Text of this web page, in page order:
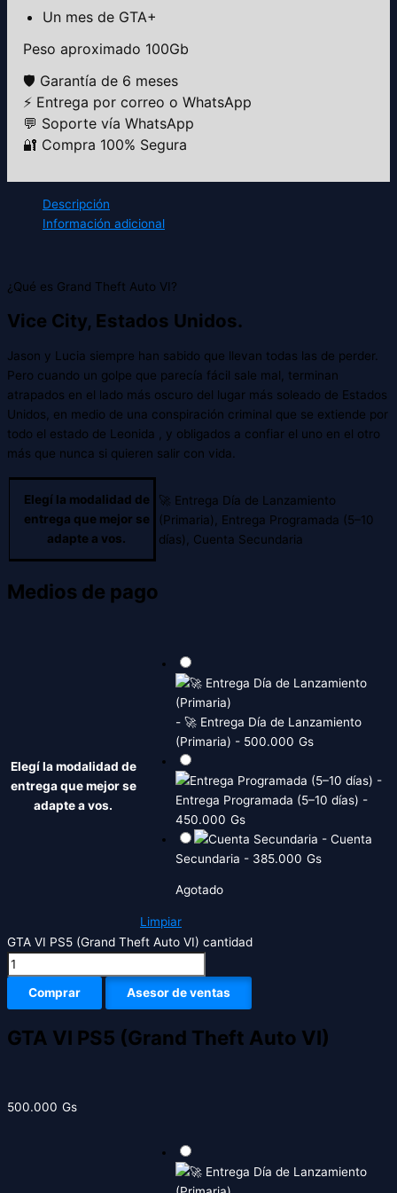
Un mes de GTA+
Peso aproximado 100Gb
🛡️ Garantía de 6 meses
⚡ Entrega por correo o WhatsApp
💬 Soporte vía WhatsApp
🔐 Compra 100% Segura
Descripción
Información adicional
¿Qué es Grand Theft Auto VI?
Vice City, Estados Unidos.
Jason y Lucia siempre han sabido que llevan todas las de perder.
Pero cuando un golpe que parecía fácil sale mal, terminan
atrapados en el lado más oscuro del lugar más soleado de Estados
Unidos, en medio de una conspiración criminal que se extiende por
todo el estado de Leonida , y obligados a confiar el uno en el otro
más que nunca si quieren salir con vida.
Elegí la modalidad de
entrega que mejor se
adapte a vos.
🚀 Entrega Día de Lanzamiento
(Primaria), Entrega Programada (5–10
días), Cuenta Secundaria
Medios de pago
Elegí la modalidad de
entrega que mejor se
adapte a vos.
- 🚀 Entrega Día de Lanzamiento
(Primaria) - 500.000 Gs
-
Entrega Programada (5–10 días) -
450.000 Gs
- Cuenta
Secundaria - 385.000 Gs
Agotado
Limpiar
GTA VI PS5 (Grand Theft Auto VI) cantidad
Comprar Asesor de ventas
GTA VI PS5 (Grand Theft Auto VI)
500.000 Gs